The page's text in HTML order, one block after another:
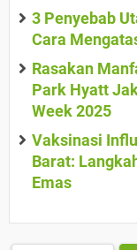
3 Penyebab
Cara
Rasakan
Park Hyatt
Week 2025
Vaksinasi
Barat:
Emas